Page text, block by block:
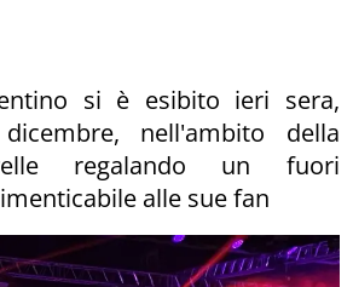
si è esibito ieri sera,
nell'ambito della
regalando un fuori
alle sue fan